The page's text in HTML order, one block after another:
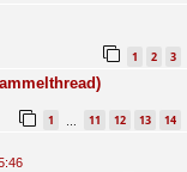
1 2 3
1 11 12 13 14